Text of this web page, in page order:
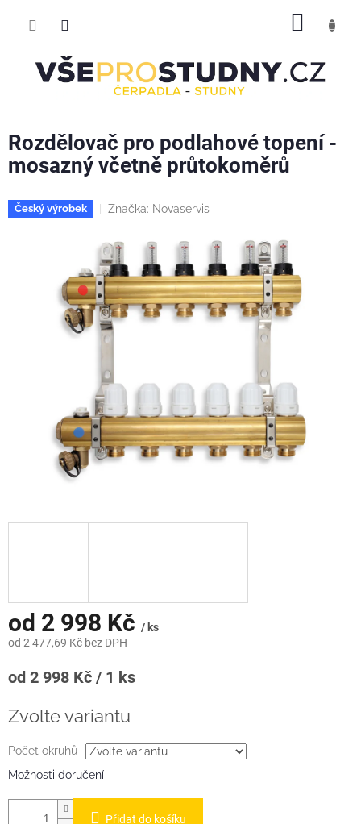
Rozdělovač pro podlahové topení -
mosazný včetně průtokoměrů
Český výrobek Značka: Novaservis
od 2 998 Kč / ks
od 2 477,69 Kč bez DPH
Měrná
od 2 998 Kč / 1 ks
Zvolte variantu
Počet okruhů
Možnosti doručení
Přidat do košíku